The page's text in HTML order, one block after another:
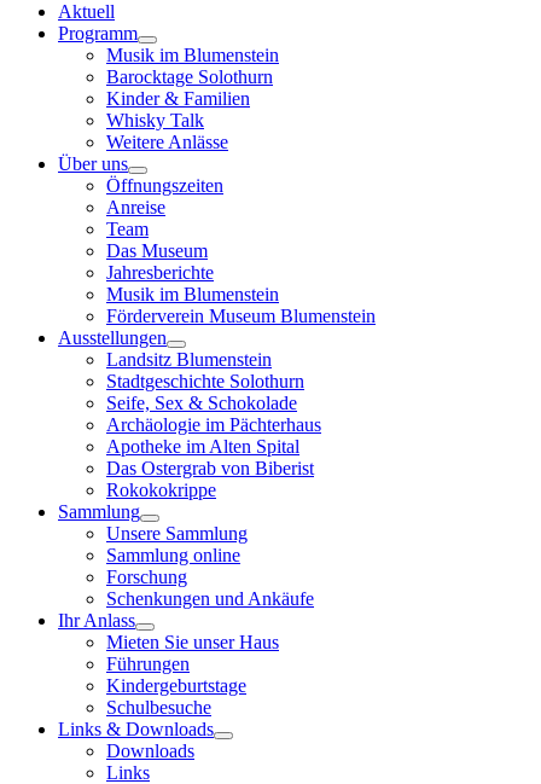
Aktuell
Programm
Musik im Blumenstein
Barocktage Solothurn
Kinder & Familien
Whisky Talk
Weitere Anlässe
Über uns
Öffnungszeiten
Anreise
Team
Das Museum
Jahresberichte
Musik im Blumenstein
Förderverein Museum Blumenstein
Ausstellungen
Landsitz Blumenstein
Stadtgeschichte Solothurn
Seife, Sex & Schokolade
Archäologie im Pächterhaus
Apotheke im Alten Spital
Das Ostergrab von Biberist
Rokokokrippe
Sammlung
Unsere Sammlung
Sammlung online
Forschung
Schenkungen und Ankäufe
Ihr Anlass
Mieten Sie unser Haus
Führungen
Kindergeburtstage
Schulbesuche
Links & Downloads
Downloads
Links